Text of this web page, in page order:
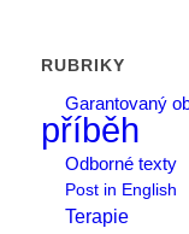
RUBRIKY
Garantovaný
příběh
Odborné texty
Post in English
Terapie